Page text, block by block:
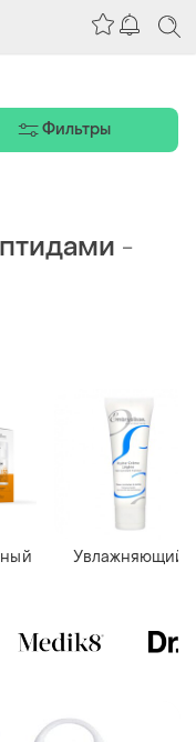
-
Увлажняющий
Фильтры